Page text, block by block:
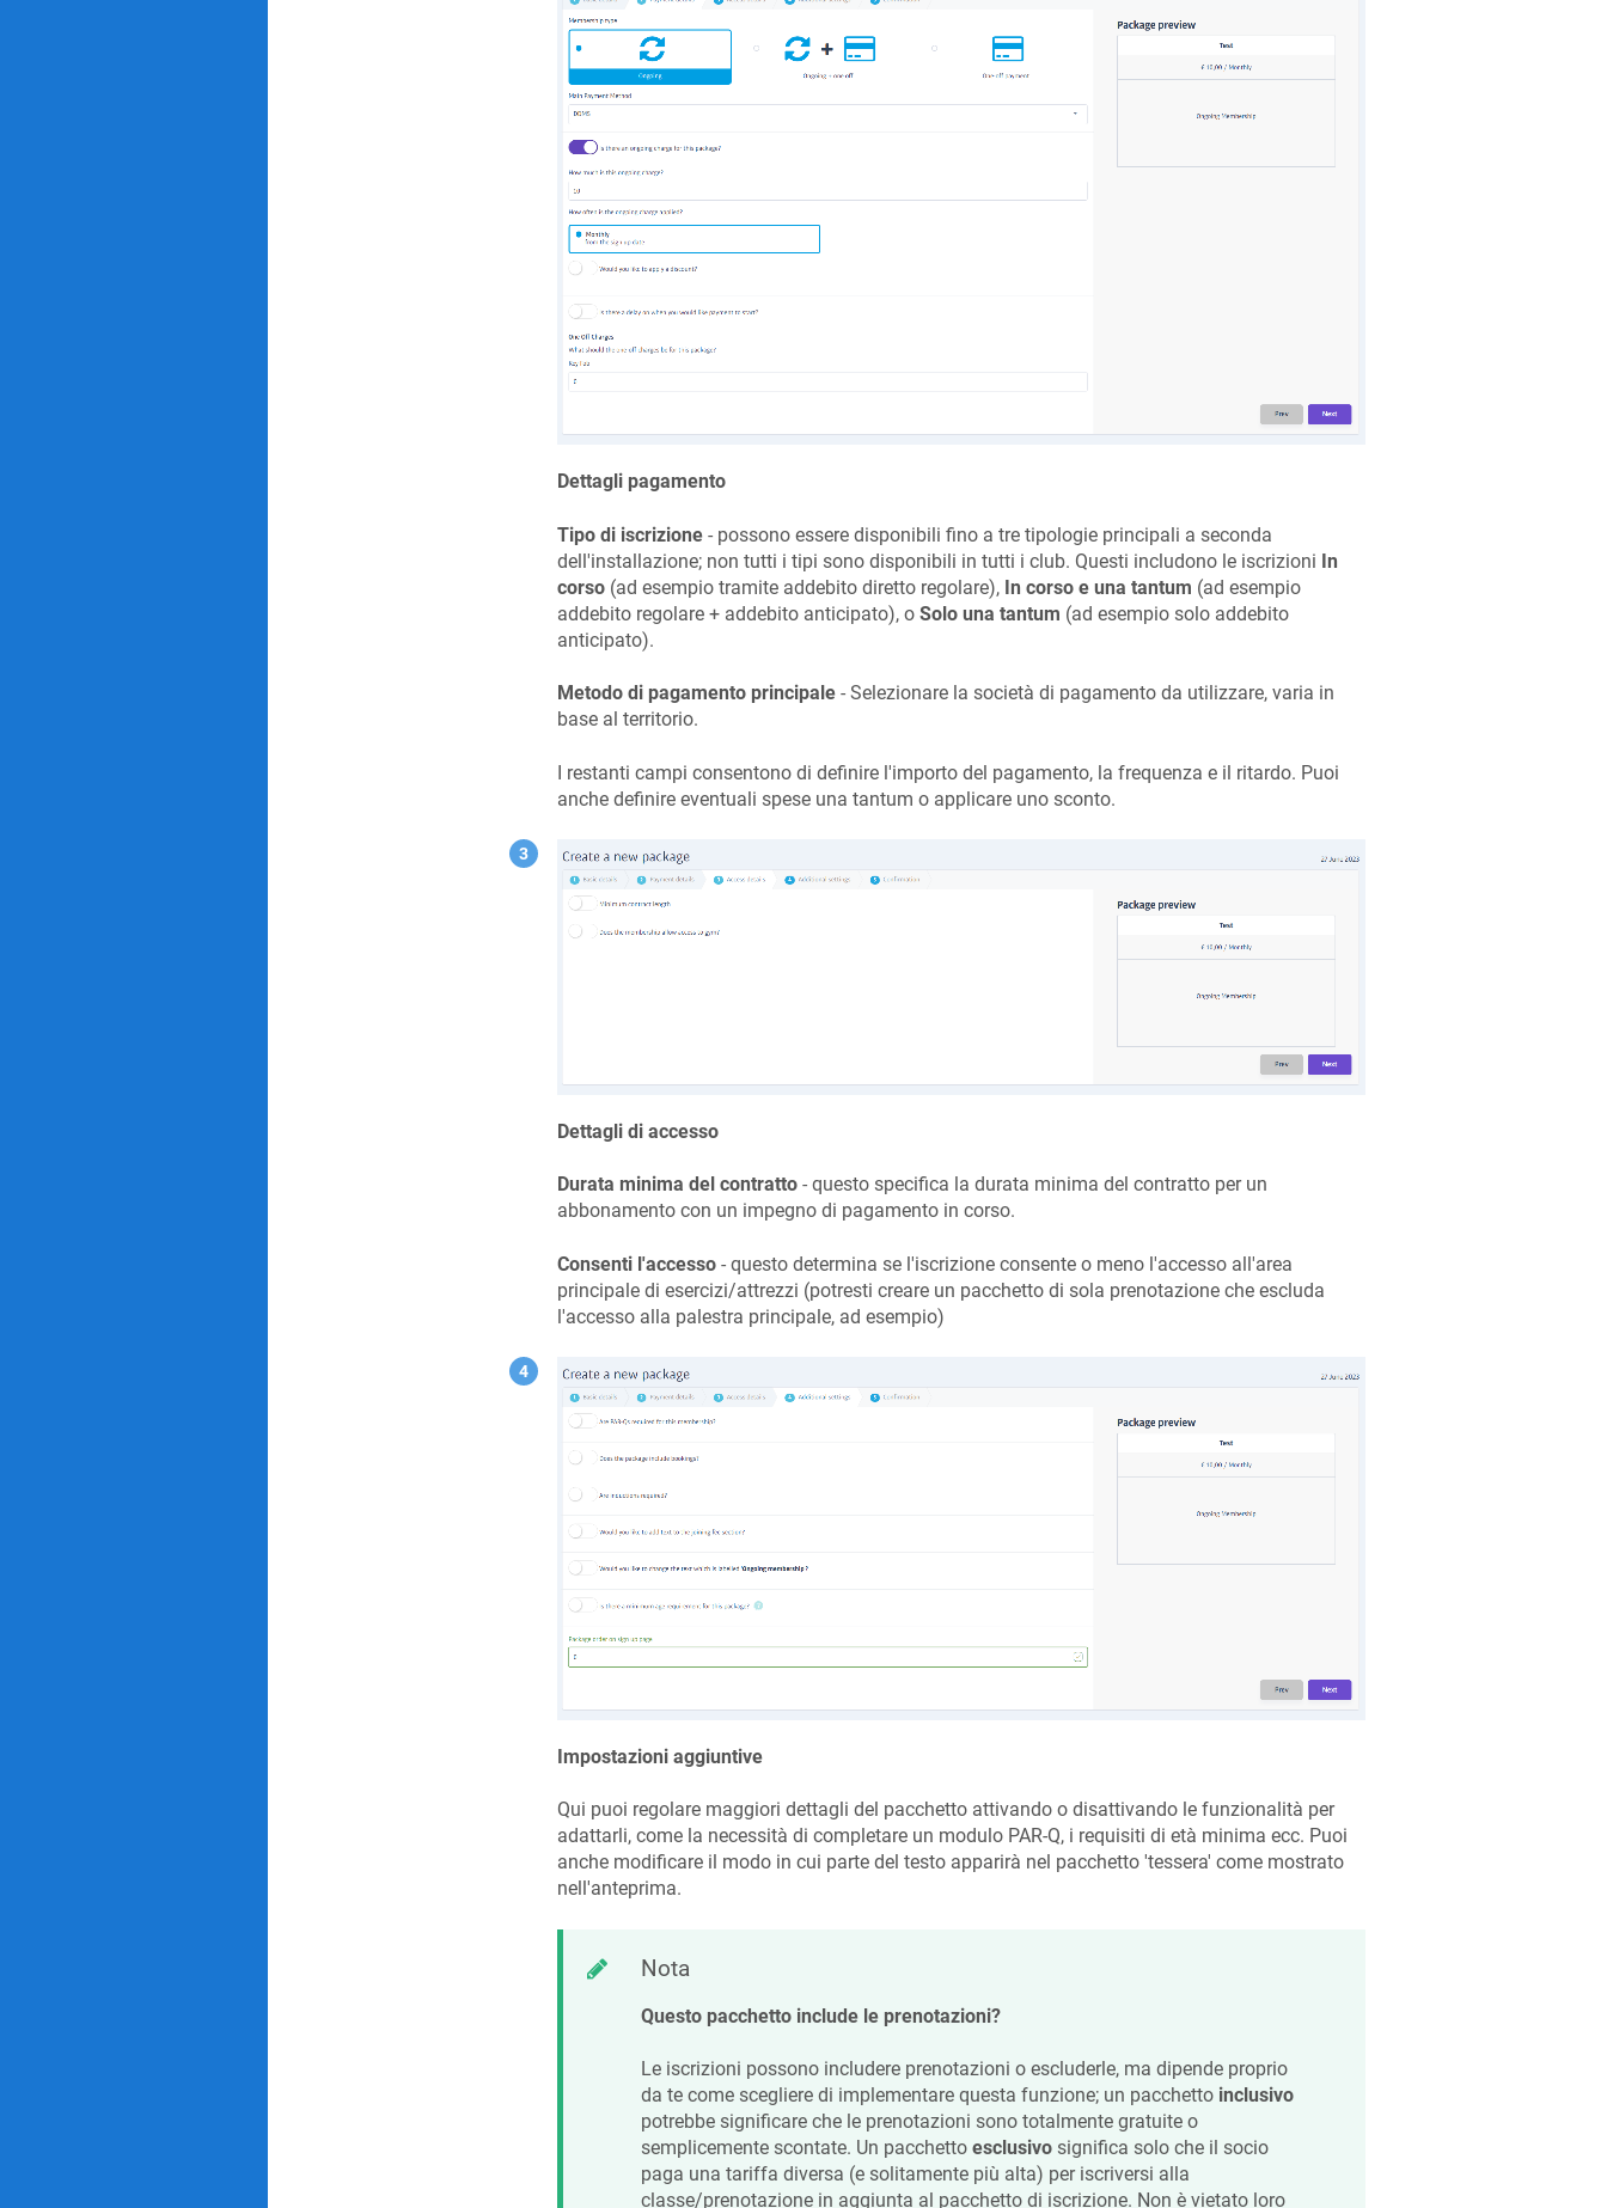
Dettagli pagamento
Tipo di iscrizione- possono essere disponibili fino a tre tipologie principali a seconda
dell'installazione; non tutti i tipi sono disponibili in tutti i club. Questi includono le iscrizioni In
corso(ad esempio tramite addebito diretto regolare), In corso e una tantum (ad esempio
addebito regolare + addebito anticipato), o Solo una tantum (ad esempio solo addebito
anticipato).
Metodo di pagamento principale- Selezionare la società di pagamento da utilizzare, varia in
base al territorio.
I restanti campi consentono di definire l'importo del pagamento, la frequenza e il ritardo. Puoi
anche definire eventuali spese una tantum o applicare uno sconto.
Dettagli di accesso
Durata minima del contratto- questo specifica la durata minima del contratto per un
abbonamento con un impegno di pagamento in corso.
Consenti l'accesso- questo determina se l'iscrizione consente o meno l'accesso all'area
principale di esercizi/attrezzi (potresti creare un pacchetto di sola prenotazione che escluda
l'accesso alla palestra principale, ad esempio)
Impostazioni aggiuntive
Qui puoi regolare maggiori dettagli del pacchetto attivando o disattivando le funzionalità per
adattarli, come la necessità di completare un modulo PAR-Q, i requisiti di età minima ecc. Puoi
anche modificare il modo in cui parte del testo apparirà nel pacchetto 'tessera' come mostrato
nell'anteprima.
Nota
Questo pacchetto include le prenotazioni?
Le iscrizioni possono includere prenotazioni o escluderle, ma dipende proprio
da te come scegliere di implementare questa funzione; un pacchetto inclusivo
potrebbe significare che le prenotazioni sono totalmente gratuite o
semplicemente scontate. Un pacchetto esclusivo significa solo che il socio
paga una tariffa diversa (e solitamente più alta) per iscriversi alla
classe/prenotazione in aggiunta al pacchetto di iscrizione. Non è vietato loro